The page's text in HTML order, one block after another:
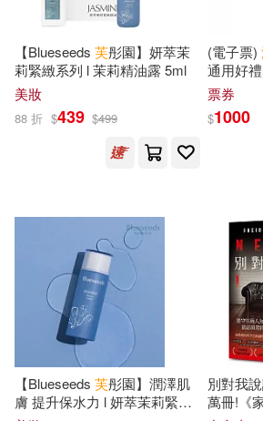
TYPE-MOON(17)
《漢語900句》編寫組編(17)
上海市商務委員會(17)
劉正琪(17) 呂秀蓮(17)
國家漢辦(17) 夏征農(17)
天野こずえ(17) 宋路霞
尾田栄一郎(17) 崔紹漢
五南(115)
江西教育出版社(115)
Linfair Records Limited(114)
中國華僑出版社(114)
Ingram(113) 墨刻(111)
【Blueseeds 芙彤園】妍萃茉
莉緊緻系列 l 茉莉精油露 5ml
美妝
88 折 $439 $499
(電子票)
通用好
託代銷】
票券
$1000
【Blueseeds 芙彤園】潤澤肌
膚 提升保水力 l 妍萃茉莉緊緻
別對我
萬冊!《